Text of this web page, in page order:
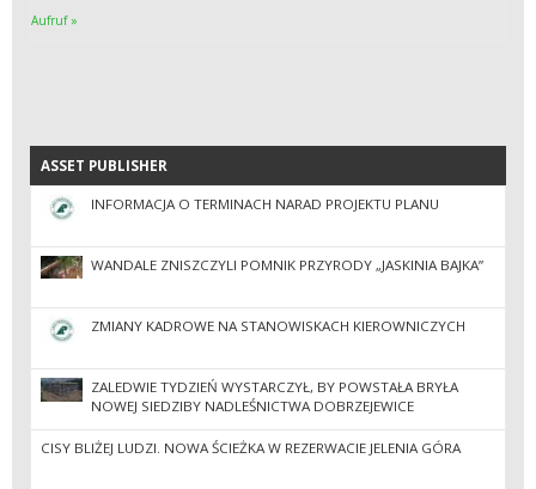
Aufruf »
ASSET PUBLISHER
ASSET PUBLISHER
INFORMACJA O TERMINACH NARAD PROJEKTU PLANU
WANDALE ZNISZCZYLI POMNIK PRZYRODY „JASKINIA BAJKA”
ZMIANY KADROWE NA STANOWISKACH KIEROWNICZYCH
ZALEDWIE TYDZIEŃ WYSTARCZYŁ, BY POWSTAŁA BRYŁA
NOWEJ SIEDZIBY NADLEŚNICTWA DOBRZEJEWICE
CISY BLIŻEJ LUDZI. NOWA ŚCIEŻKA W REZERWACIE JELENIA GÓRA